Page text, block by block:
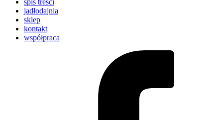
jadłodajnia
sklep
kontakt
współpraca